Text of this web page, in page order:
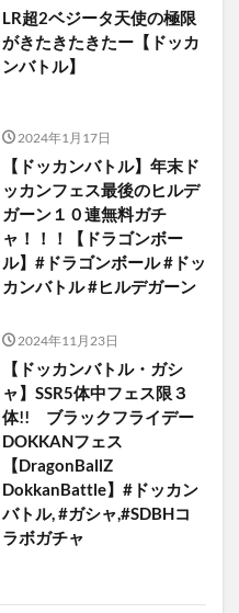
LR超2ベジータ天使の極限
がきたきたきたー【ドッカ
ンバトル】
2024年1月17日
【ドッカンバトル】年末ド
ッカンフェス最後のヒルデ
ガーン１０連無料ガチ
ャ！！！【ドラゴンボー
ル】#ドラゴンボール #ドッ
カンバトル #ヒルデガーン
2024年11月23日
【ドッカンバトル・ガシ
ャ】SSR5体中フェス限３
体!! ブラックフライデー
DOKKANフェス
【DragonBallZ
DokkanBattle】#ドッカン
バトル, #ガシャ,#SDBHコ
ラボガチャ